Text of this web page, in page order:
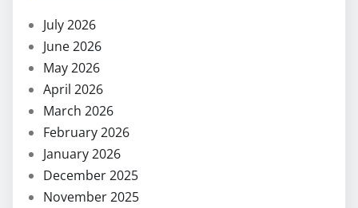
July 2026
June 2026
May 2026
April 2026
March 2026
February 2026
January 2026
December 2025
November 2025